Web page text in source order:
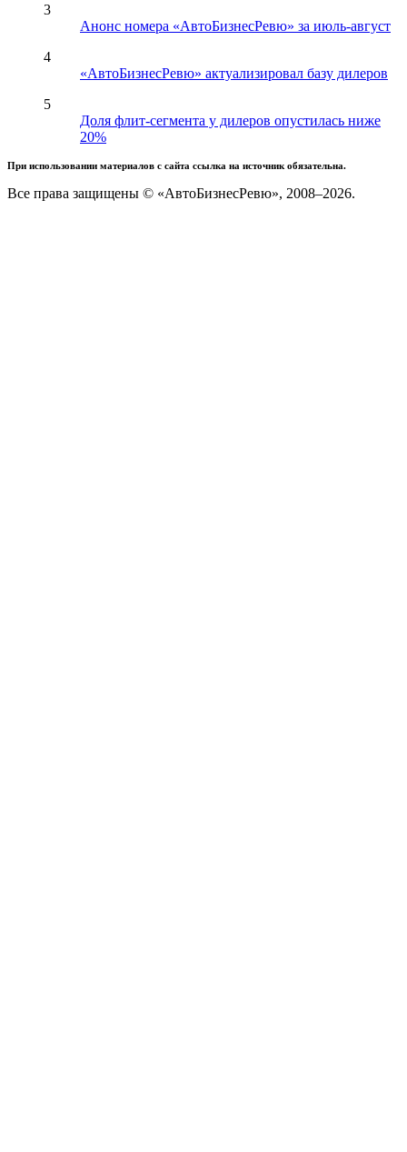
3
Анонс номера «АвтоБизнесРевю» за июль-август
4
«АвтоБизнесРевю» актуализировал базу дилеров
5
Доля флит-сегмента у дилеров опустилась ниже
20%
При использовании материалов с сайта ссылка на источник обязательна.
Все права защищены © «АвтоБизнесРевю», 2008–2026.